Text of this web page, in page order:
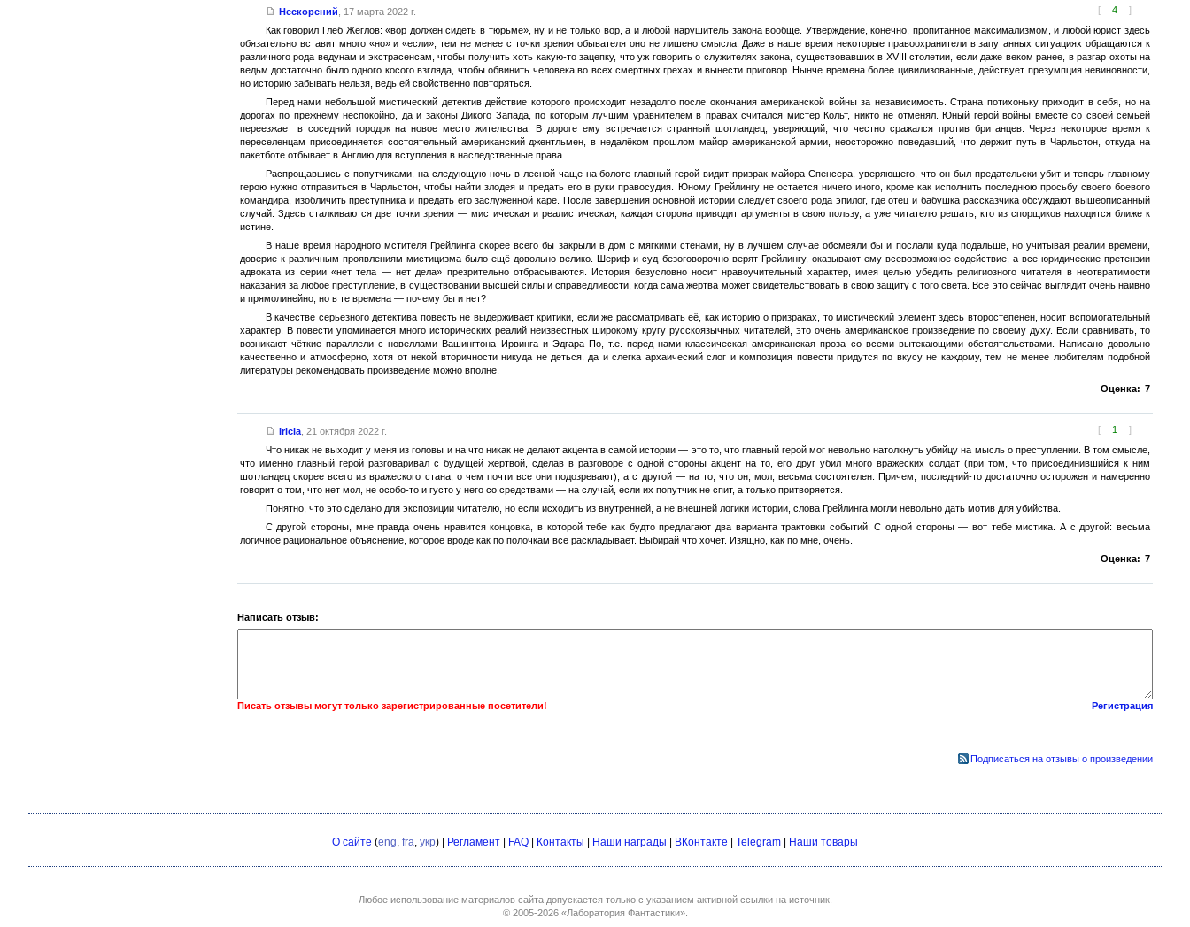
[ 4 ]
Нескорений
17 марта 2022 г.
Как говорил Глеб Жеглов: «вор должен сидеть в тюрьме», ну и не только вор, а и любой нарушитель закона вообще. Утверждение, конечно, пропитанное максимализмом, и любой юрист здесь
обязательно вставит много «но» и «если», тем не менее с точки зрения обывателя оно не лишено смысла. Даже в наше время некоторые правоохранители в запутанных ситуациях обращаются к
различного рода ведунам и экстрасенсам, чтобы получить хоть какую-то зацепку, что уж говорить о служителях закона, существовавших в XVIII столетии, если даже веком ранее, в разгар охоты на
ведьм достаточно было одного косого взгляда, чтобы обвинить человека во всех смертных грехах и вынести приговор. Нынче времена более цивилизованные, действует презумпция невиновности,
но историю забывать нельзя, ведь ей свойственно повторяться.
Перед нами небольшой мистический детектив действие которого происходит незадолго после окончания американской войны за независимость. Страна потихоньку приходит в себя, но на
дорогах по прежнему неспокойно, да и законы Дикого Запада, по которым лучшим уравнителем в правах считался мистер Кольт, никто не отменял. Юный герой войны вместе со своей семьей
переезжает в соседний городок на новое место жительства. В дороге ему встречается странный шотландец, уверяющий, что честно сражался против британцев. Через некоторое время к
переселенцам присоединяется состоятельный американский джентльмен, в недалёком прошлом майор американской армии, неосторожно поведавший, что держит путь в Чарльстон, откуда на
пакетботе отбывает в Англию для вступления в наследственные права.
Распрощавшись с попутчиками, на следующую ночь в лесной чаще на болоте главный герой видит призрак майора Спенсера, уверяющего, что он был предательски убит и теперь главному
герою нужно отправиться в Чарльстон, чтобы найти злодея и предать его в руки правосудия. Юному Грейлингу не остается ничего иного, кроме как исполнить последнюю просьбу своего боевого
командира, изобличить преступника и предать его заслуженной каре. После завершения основной истории следует своего рода эпилог, где отец и бабушка рассказчика обсуждают вышеописанный
случай. Здесь сталкиваются две точки зрения — мистическая и реалистическая, каждая сторона приводит аргументы в свою пользу, а уже читателю решать, кто из спорщиков находится ближе к
истине.
В наше время народного мстителя Грейлинга скорее всего бы закрыли в дом с мягкими стенами, ну в лучшем случае обсмеяли бы и послали куда подальше, но учитывая реалии времени,
доверие к различным проявлениям мистицизма было ещё довольно велико. Шериф и суд безоговорочно верят Грейлингу, оказывают ему всевозможное содействие, а все юридические претензии
адвоката из серии «нет тела — нет дела» презрительно отбрасываются. История безусловно носит нравоучительный характер, имея целью убедить религиозного читателя в неотвратимости
наказания за любое преступление, в существовании высшей силы и справедливости, когда сама жертва может свидетельствовать в свою защиту с того света. Всё это сейчас выглядит очень наивно
и прямолинейно, но в те времена — почему бы и нет?
В качестве серьезного детектива повесть не выдерживает критики, если же рассматривать её, как историю о призраках, то мистический элемент здесь второстепенен, носит вспомогательный
характер. В повести упоминается много исторических реалий неизвестных широкому кругу русскоязычных читателей, это очень американское произведение по своему духу. Если сравнивать, то
возникают чёткие параллели с новеллами Вашингтона Ирвинга и Эдгара По, т.е. перед нами классическая американская проза со всеми вытекающими обстоятельствами. Написано довольно
качественно и атмосферно, хотя от некой вторичности никуда не деться, да и слегка архаический слог и композиция повести придутся по вкусу не каждому, тем не менее любителям подобной
литературы рекомендовать произведение можно вполне.
Оценка: 7
[ 1 ]
Iricia, 21 октября 2022 г.
Что никак не выходит у меня из головы и на что никак не делают акцента в самой истории — это то, что главный герой мог невольно натолкнуть убийцу на мысль о преступлении. В том смысле,
что именно главный герой разговаривал с будущей жертвой, сделав в разговоре с одной стороны акцент на то, его друг убил много вражеских солдат (при том, что присоединившийся к ним
шотландец скорее всего из вражеского стана, о чем почти все они подозревают), а с другой — на то, что он, мол, весьма состоятелен. Причем, последний-то достаточно осторожен и намеренно
говорит о том, что нет мол, не особо-то и густо у него со средствами — на случай, если их попутчик не спит, а только притворяется.
Понятно, что это сделано для экспозиции читателю, но если исходить из внутренней, а не внешней логики истории, слова Грейлинга могли невольно дать мотив для убийства.
С другой стороны, мне правда очень нравится концовка, в которой тебе как будто предлагают два варианта трактовки событий. С одной стороны — вот тебе мистика. А с другой: весьма
логичное рациональное объяснение, которое вроде как по полочкам всё раскладывает. Выбирай что хочет. Изящно, как по мне, очень.
Оценка: 7
Написать отзыв:
Писать отзывы могут только зарегистрированные посетители! Регистрация
Подписаться на отзывы о произведении
О сайте (eng, fra, укр) | Регламент FAQ Контакты Наши награды ВКонтакте Telegram Наши товары
Любое использование материалов сайта допускается только с указанием активной ссылки на источник.
© 2005-2026 «Лаборатория Фантастики».